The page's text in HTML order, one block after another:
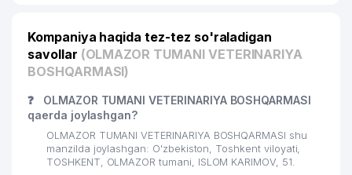
Kompaniya haqida tez-tez so'raladigan
savollar (OLMAZOR TUMANI VETERINARIYA
BOSHQARMASI)
❓
OLMAZOR TUMANI VETERINARIYA BOSHQARMASI
qaerda joylashgan?
OLMAZOR TUMANI VETERINARIYA BOSHQARMASI shu
manzilda joylashgan: O'zbekiston, Toshkent viloyati,
TOSHKENT, OLMAZOR tumani, ISLOM KARIMOV, 51.